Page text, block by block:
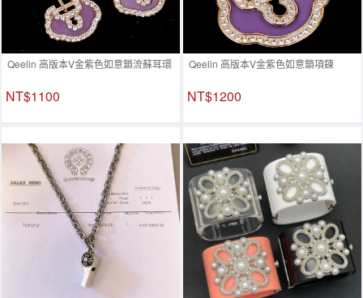
Qeelin 高版本V金紫色如意鎖流蘇耳環
NT$1100
Qeelin 高版本V金紫色如意鎖項鍊
NT$1200